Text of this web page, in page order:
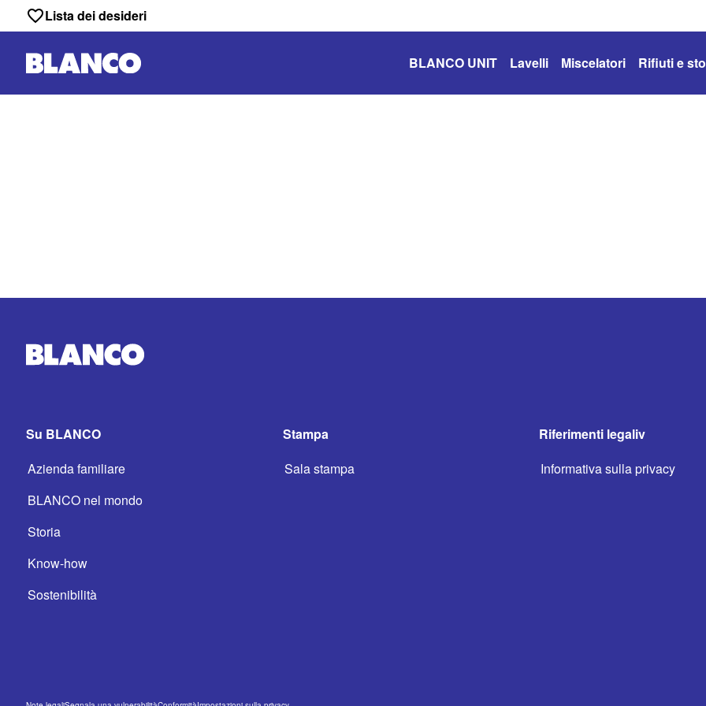
Lista dei desideri
BLANCO UNIT Lavelli Miscelatori Rifiuti e
Su BLANCO
Azienda familiare
BLANCO nel mondo
Storia
Know-how
Sostenibilità
Stampa
Sala stampa
Riferimenti legaliv
Informativa sulla privacy